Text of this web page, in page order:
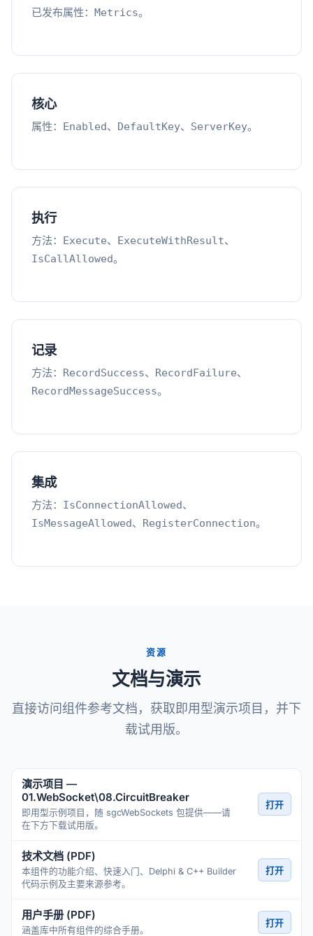
已发布属性： Metrics。
核心
属性： Enabled、 DefaultKey、 ServerKey。
执行
方法： Execute、 ExecuteWithResult、
IsCallAllowed。
记录
方法： RecordSuccess、 RecordFailure、
RecordMessageSuccess。
集成
方法： IsConnectionAllowed、
IsMessageAllowed、 RegisterConnection。
资源
文档与演示
直接访问组件参考文档，获取即用型演示项目，并下
载试用版。
演示项目 —
01.WebSocket\08.CircuitBreaker
即用型示例项目，随 sgcWebSockets 包提供——请
在下方下载试用版。
打开
技术文档 (PDF)
本组件的功能介绍、快速入门、Delphi & C++ Builder
代码示例及主要来源参考。
打开
用户手册 (PDF)
涵盖库中所有组件的综合手册。
打开